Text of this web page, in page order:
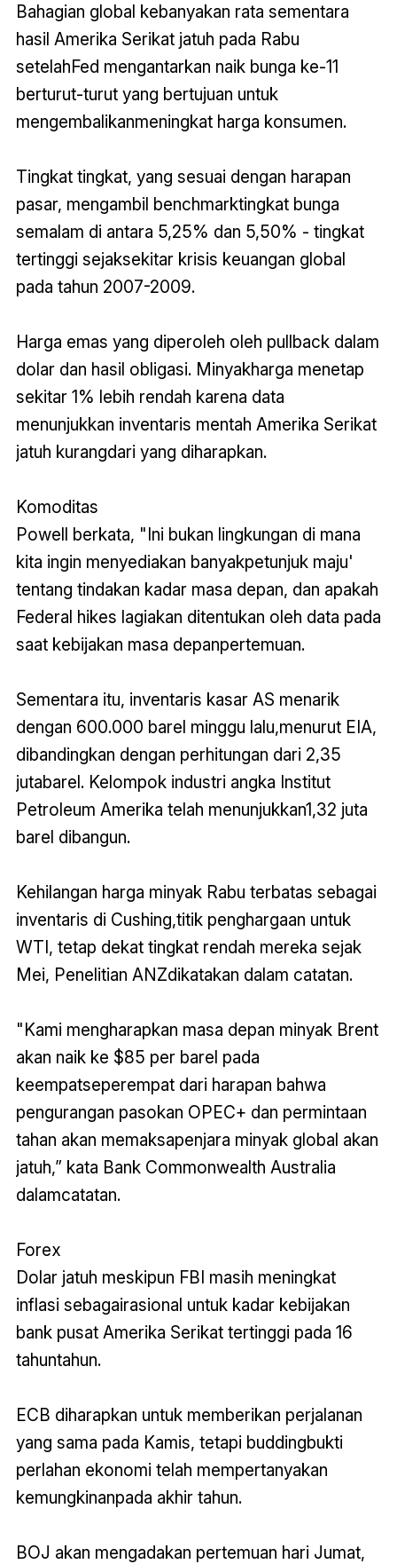
Bahagian global kebanyakan rata sementara
hasil Amerika Serikat jatuh pada Rabu
setelahFed mengantarkan naik bunga ke-11
berturut-turut yang bertujuan untuk
mengembalikanmeningkat harga konsumen.
Tingkat tingkat, yang sesuai dengan harapan
pasar, mengambil benchmarktingkat bunga
semalam di antara 5,25% dan 5,50% - tingkat
tertinggi sejaksekitar krisis keuangan global
pada tahun 2007-2009.
Harga emas yang diperoleh oleh pullback dalam
dolar dan hasil obligasi. Minyakharga menetap
sekitar 1% lebih rendah karena data
menunjukkan inventaris mentah Amerika Serikat
jatuh kurangdari yang diharapkan.
Komoditas
Powell berkata, "Ini bukan lingkungan di mana
kita ingin menyediakan banyakpetunjuk maju'
tentang tindakan kadar masa depan, dan apakah
Federal hikes lagiakan ditentukan oleh data pada
saat kebijakan masa depanpertemuan.
Sementara itu, inventaris kasar AS menarik
dengan 600.000 barel minggu lalu,menurut EIA,
dibandingkan dengan perhitungan dari 2,35
jutabarel. Kelompok industri angka Institut
Petroleum Amerika telah menunjukkan1,32 juta
barel dibangun.
Kehilangan harga minyak Rabu terbatas sebagai
inventaris di Cushing,titik penghargaan untuk
WTI, tetap dekat tingkat rendah mereka sejak
Mei, Penelitian ANZdikatakan dalam catatan.
"Kami mengharapkan masa depan minyak Brent
akan naik ke $85 per barel pada
keempatseperempat dari harapan bahwa
pengurangan pasokan OPEC+ dan permintaan
tahan akan memaksapenjara minyak global akan
jatuh,” kata Bank Commonwealth Australia
dalamcatatan.
Forex
Dolar jatuh meskipun FBI masih meningkat
inflasi sebagairasional untuk kadar kebijakan
bank pusat Amerika Serikat tertinggi pada 16
tahuntahun.
ECB diharapkan untuk memberikan perjalanan
yang sama pada Kamis, tetapi buddingbukti
perlahan ekonomi telah mempertanyakan
kemungkinanpada akhir tahun.
BOJ akan mengadakan pertemuan hari Jumat,